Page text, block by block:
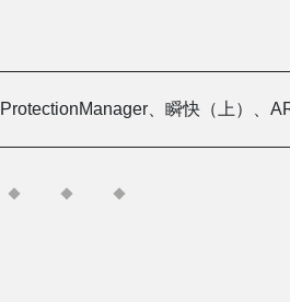
、瞬快（上）、